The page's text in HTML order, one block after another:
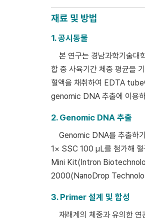
재료 및 방법
1. 공시동물
본 연구는 경남과학기술대
합 중 사육기간 체중 평균을
혈액을 채취하여 EDTA tube
genomic DNA 추출에 이용
2. Genomic DNA 추출
Genomic DNA를 추출하
1× SSC 100 μL를 첨가해 혈
Mini Kit(Intron
2000(NanoDrop
3. Primer 설계 및 합성
재래계의 체중과 유의한